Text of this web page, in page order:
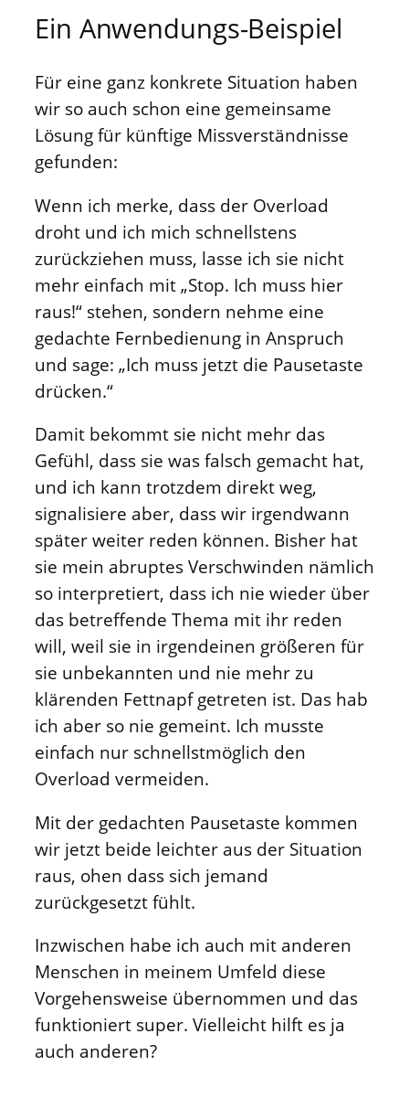
Ein Anwendungs-Beispiel
Für eine ganz konkrete Situation haben
wir so auch schon eine gemeinsame
Lösung für künftige Missverständnisse
gefunden:
Wenn ich merke, dass der Overload
droht und ich mich schnellstens
zurückziehen muss, lasse ich sie nicht
mehr einfach mit „Stop. Ich muss hier
raus!“ stehen, sondern nehme eine
gedachte Fernbedienung in Anspruch
und sage: „Ich muss jetzt die Pausetaste
drücken.“
Damit bekommt sie nicht mehr das
Gefühl, dass sie was falsch gemacht hat,
und ich kann trotzdem direkt weg,
signalisiere aber, dass wir irgendwann
später weiter reden können. Bisher hat
sie mein abruptes Verschwinden nämlich
so interpretiert, dass ich nie wieder über
das betreffende Thema mit ihr reden
will, weil sie in irgendeinen größeren für
sie unbekannten und nie mehr zu
klärenden Fettnapf getreten ist. Das hab
ich aber so nie gemeint. Ich musste
einfach nur schnellstmöglich den
Overload vermeiden.
Mit der gedachten Pausetaste kommen
wir jetzt beide leichter aus der Situation
raus, ohen dass sich jemand
zurückgesetzt fühlt.
Inzwischen habe ich auch mit anderen
Menschen in meinem Umfeld diese
Vorgehensweise übernommen und das
funktioniert super. Vielleicht hilft es ja
auch anderen?